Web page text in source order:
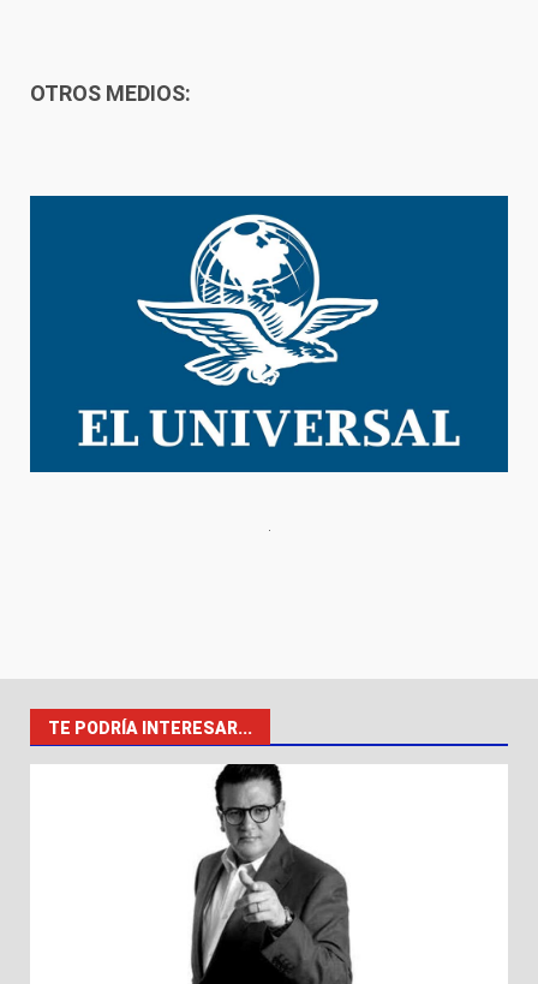
OTROS MEDIOS:
TE PODRÍA INTERESAR...